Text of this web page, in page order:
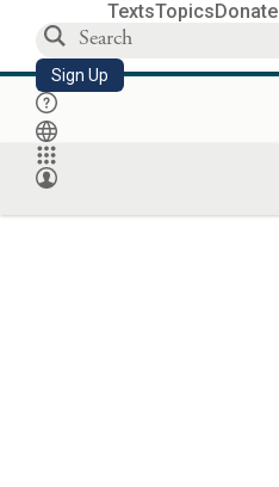
TextsTopicsDonate
Sign Up